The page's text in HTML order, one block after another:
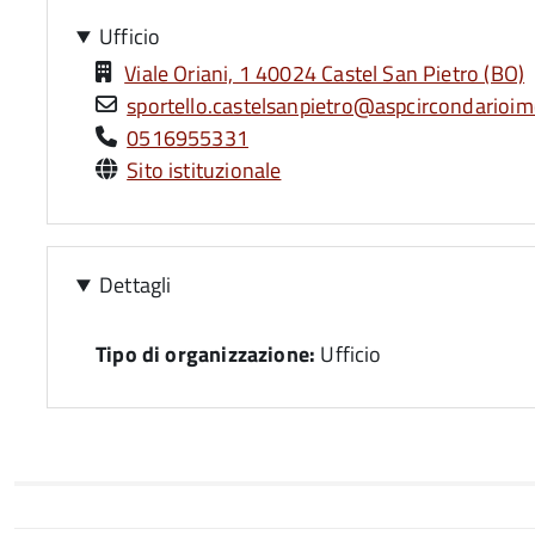
Ufficio
Viale Oriani, 1 40024 Castel San Pietro (BO)
0516955331
Sito istituzionale
Dettagli
Tipo di organizzazione: Ufficio